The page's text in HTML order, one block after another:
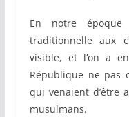
En notre époque
traditionnelle aux
visible, et l’on a
République ne pas
qui venaient d’être
musulmans.